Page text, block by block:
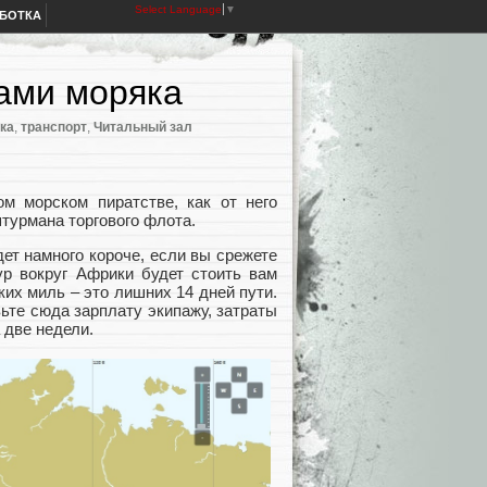
Select Language ▼
моряка
, транспорт, Читальный зал
морском пиратстве, как от него
торгового флота.
намного короче, если вы срежете
вокруг Африки будет стоить вам
миль – это лишних 14 дней пути.
сюда зарплату экипажу, затраты
недели.